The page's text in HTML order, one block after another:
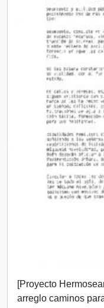
[Proyecto
arreglo caminos